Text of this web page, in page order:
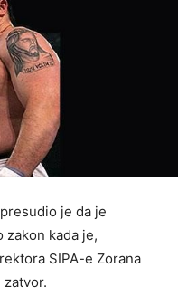
je da je
kada je,
SIPA-e Zorana